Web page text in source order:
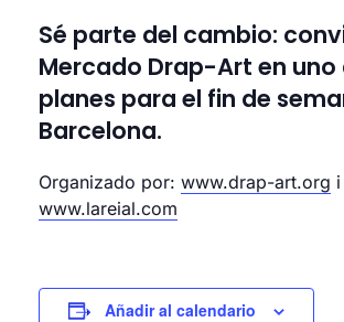
Sé parte del cambio:
Mercado Drap-Art en uno
planes para el fin de
Barcelona.
Organizado por: www.drap-art.org i
www.lareial.com
Añadir al calendario